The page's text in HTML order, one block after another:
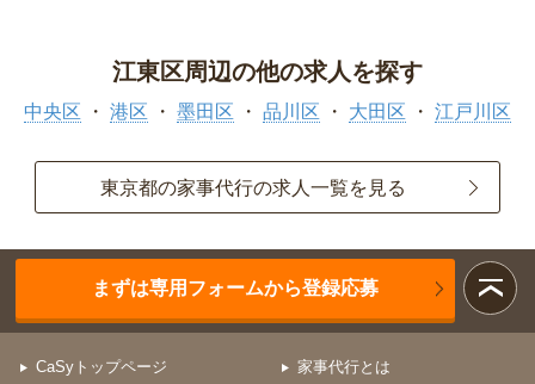
江東区周辺の他の求人を探す
中央区 港区 墨田区 品川区 大田区 江戸川区
東京都の家事代行の求人一覧を見る
まずは専用フォームから登録応募
CaSyトップページ
家事代行とは